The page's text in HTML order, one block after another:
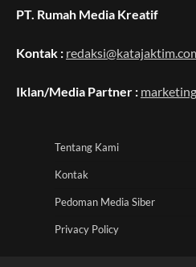
PT. Rumah Media Kreatif
Kontak :
Iklan/Media Partner :
Tentang Kami
Kontak
Pedoman Media Siber
Privacy Policy